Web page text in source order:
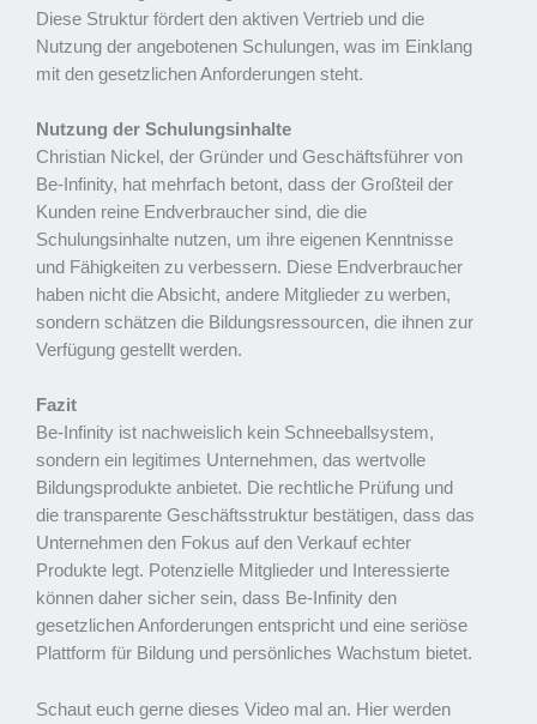
Diese Struktur fördert den aktiven Vertrieb und die
Nutzung der angebotenen Schulungen, was im Einklang
mit den gesetzlichen Anforderungen steht.
Nutzung der Schulungsinhalte
Christian Nickel, der Gründer und Geschäftsführer von
Be-Infinity, hat mehrfach betont, dass der Großteil der
Kunden reine Endverbraucher sind, die die
Schulungsinhalte nutzen, um ihre eigenen Kenntnisse
und Fähigkeiten zu verbessern. Diese Endverbraucher
haben nicht die Absicht, andere Mitglieder zu werben,
sondern schätzen die Bildungsressourcen, die ihnen zur
Verfügung gestellt werden.
Fazit
Be-Infinity ist nachweislich kein Schneeballsystem,
sondern ein legitimes Unternehmen, das wertvolle
Bildungsprodukte anbietet. Die rechtliche Prüfung und
die transparente Geschäftsstruktur bestätigen, dass das
Unternehmen den Fokus auf den Verkauf echter
Produkte legt. Potenzielle Mitglieder und Interessierte
können daher sicher sein, dass Be-Infinity den
gesetzlichen Anforderungen entspricht und eine seriöse
Plattform für Bildung und persönliches Wachstum bietet.
Schaut euch gerne dieses Video mal an. Hier werden